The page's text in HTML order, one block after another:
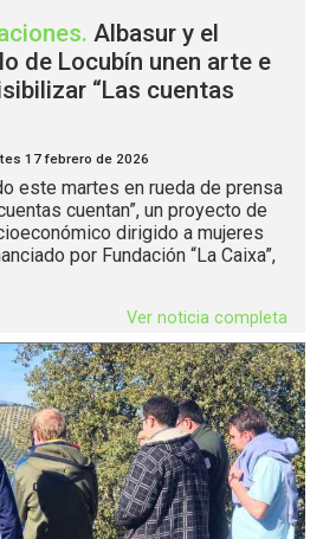
. Albasur y el
de Locubín unen arte e
“Las cuentas
17 febrero de 2026
este martes en rueda de prensa
cuentan”, un proyecto de
dirigido a mujeres
por Fundación “La Caixa”,
Ver noticia completa